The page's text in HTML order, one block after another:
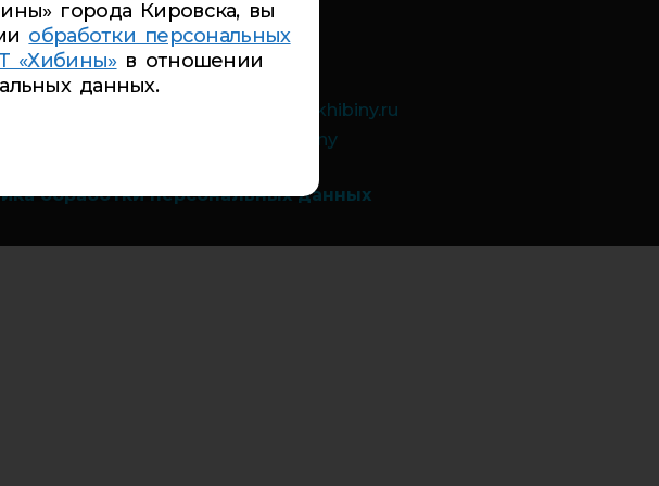
Ленина 9а:4-84-99
Дзержинского 9а:5-94-00
Советская 8:
inbox@cdt-khibiny.ru
вконтакте:
https://vk.com/cdthibiny
обработки персональных данных
города Кировска, вы
обработки персональных
«Хибины» в отношении
данных.